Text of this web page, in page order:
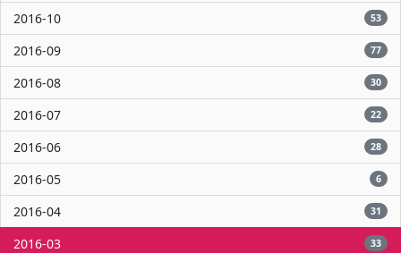
2016-10 53
2016-09 77
2016-08 30
2016-07 22
2016-06 28
2016-05 6
2016-04 31
2016-03 33